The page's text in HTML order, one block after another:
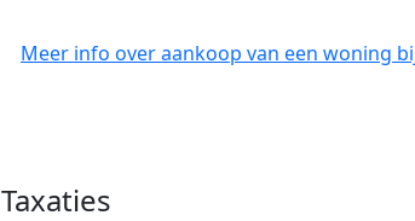
Meer info over aankoop van een woning
Taxaties